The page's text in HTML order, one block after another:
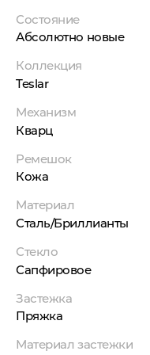
Состояние
Абсолютно новые
Коллекция
Teslar
Механизм
Кварц
Ремешок
Кожа
Материал
Сталь/Бриллианты
Стекло
Сапфировое
Застежка
Пряжка
Материал застежки